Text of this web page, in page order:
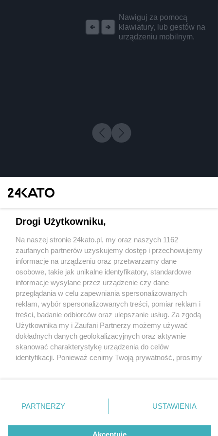
Nawiguj za pomocą
klawiatury, lub gestów na
urządzeniu mobilnym.
1 / 0
Wydawca mediów lokalnych
Nie zapomnij
zapoznać się z:
polityką prywatności regulamin korzystania z portali
Twojemiasto
Piekary Śląskie
Chorzów
Tarnowskie Góry
Gliwice
Skontakuj sięz nami
Kontakt
Wydawca
Redakcja
Drogi Użytkowniku,
Na naszej stronie 24kato.pl, my oraz naszych 1162
zaufanych partnerów uzyskujemy dostęp i przechowujemy
informacje na urządzeniu oraz przetwarzamy dane
osobowe, takie jak unikalne identyfikatory, standardowe
informacje wysyłane przez urządzenie czy dane
przeglądania w celu zapewniania spersonalizowanych
reklam, wybór spersonalizowanych treści, pomiar reklam i
treści, badanie odbiorców oraz ulepszanie usług. Za zgodą
Użytkownika my i Zaufani Partnerzy możemy używać
dokładnych danych geolokalizacyjnych oraz aktywnie
skanować charakterystykę urządzenia do celów
identyfikacji. Ponieważ cenimy Twoją prywatność, prosimy
prywatności znajdujący się w lewym dolnym rogu strony
. Niektóre rodzaje przetwarzania danych nie wymagają
zgody użytkownika, ale masz prawo sprzeciwić się
takiemu przetwarzaniu. Preferencje będą miały
PARTNERZY USTAWIENIA
Akceptuję